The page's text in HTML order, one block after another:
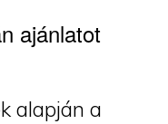
ajánlatot
alapján a